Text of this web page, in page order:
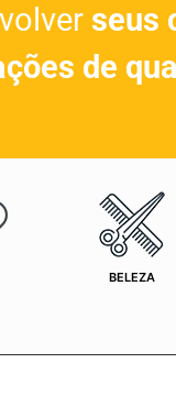
seus
de
BELEZA